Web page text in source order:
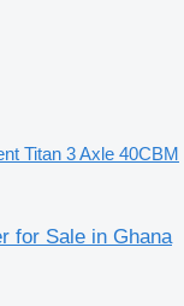
Titan 3 Axle 40CBM
for Sale in Ghana